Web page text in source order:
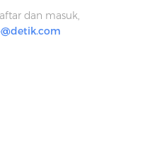
dan masuk,